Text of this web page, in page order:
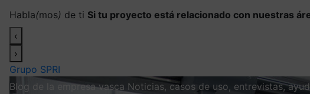
Habla(mos) de ti Si tu proyecto está relacionado con nuestras
‹
›
Grupo SPRI
Blog de la empresa vasca Noticias, casos de uso, entrevistas,